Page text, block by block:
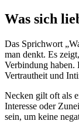
Was sich
Das Sprichwort
man denkt. Es
Verbindung haben.
Vertrautheit und
Necken gilt oft als
Interesse oder
sein, um keine